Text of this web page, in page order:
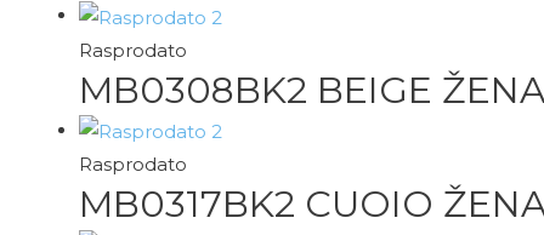
Rasprodato
MB0308BK2 BEIGE
Rasprodato
MB0317BK2 CUOIO